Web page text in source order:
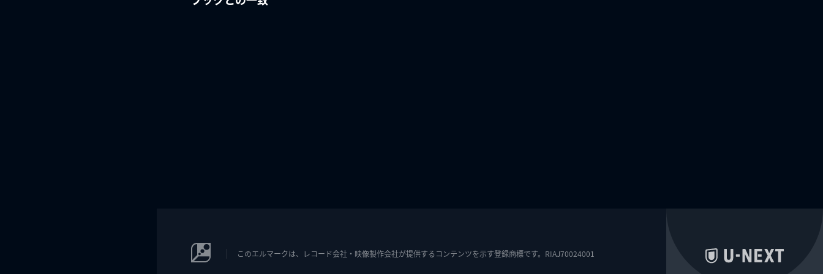
このエルマークは、レコード会社・映像製作会社が提供するコンテンツを示す登録商標です。RIAJ70024001